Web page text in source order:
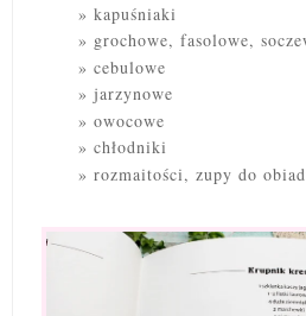
kapuśniaki
grochowe, fasolowe,
cebulowe
jarzynowe
owocowe
chłodniki
rozmaitości, zupy do